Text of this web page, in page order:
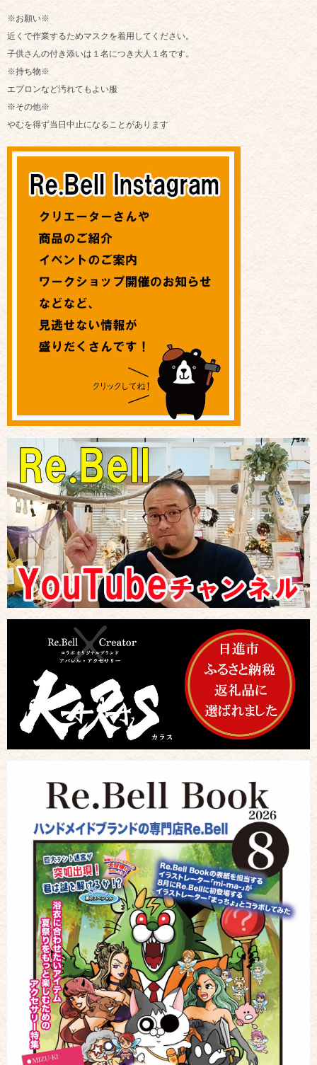
※お願い※
近くで作業するためマスクを着用してください。
子供さんの付き添いは１名につき大人１名です。
※持ち物※
エプロンなど汚れてもよい服
※その他※
やむを得ず当日中止になることがあります